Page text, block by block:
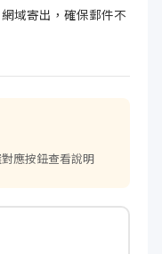
域寄出，確保郵件不
應按鈕查看說明